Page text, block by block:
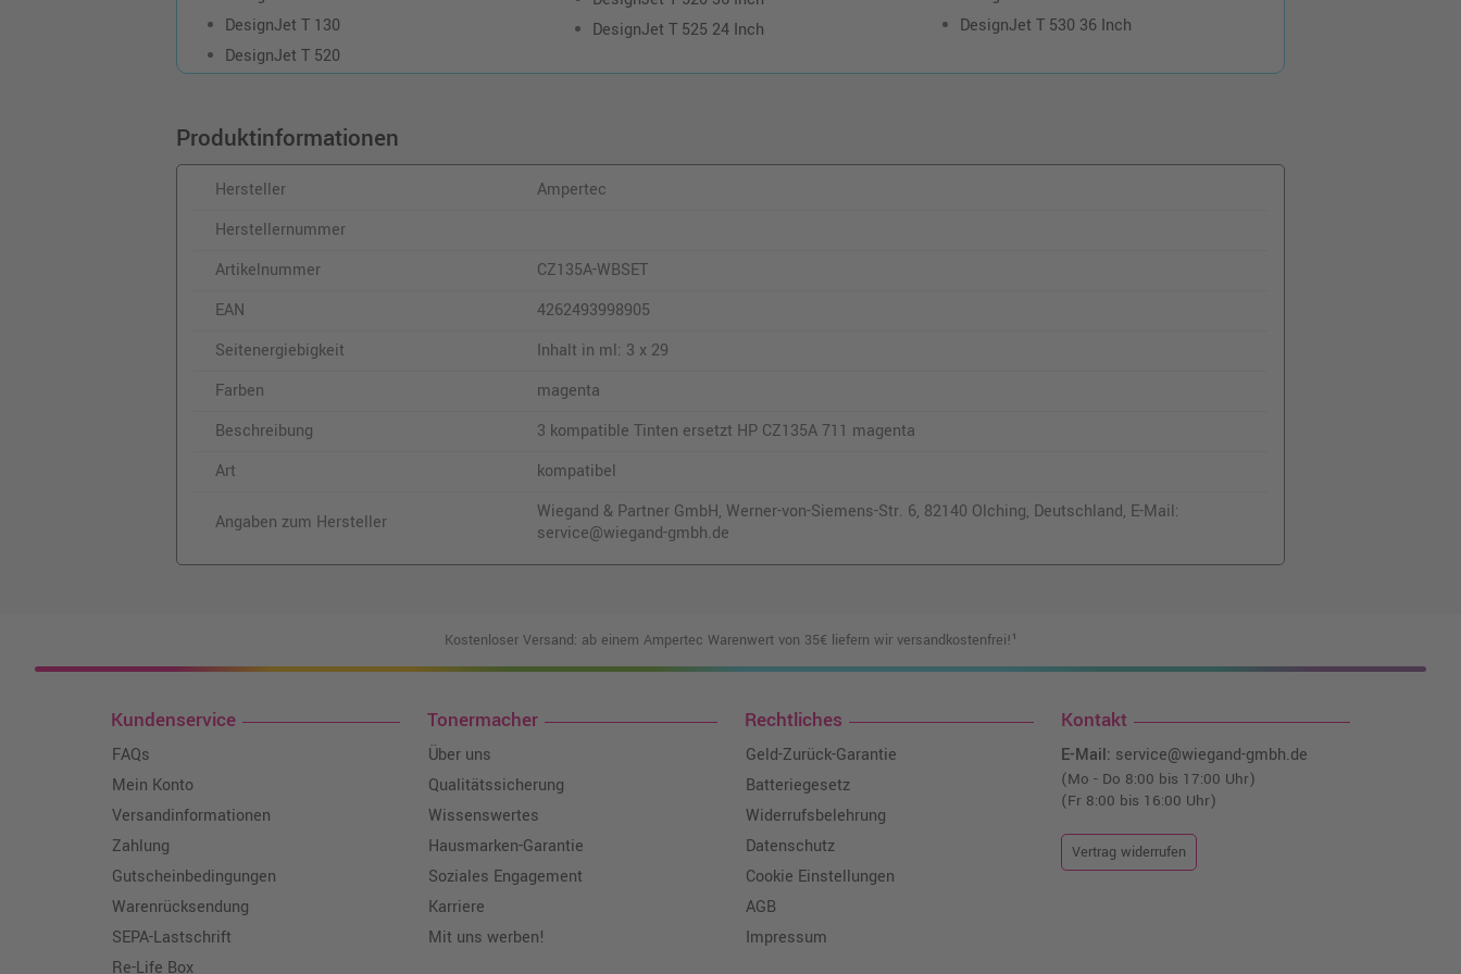
DesignJet T 130
DesignJet T 520
DesignJet T 525 24 Inch
DesignJet T 530 36 Inch
Produktinformationen
Hersteller
Ampertec
Herstellernummer
Artikelnummer
CZ135A-WBSET
EAN
4262493998905
Seitenergiebigkeit
Inhalt in ml: 3 x 29
Farben
magenta
Beschreibung
3 kompatible Tinten ersetzt HP CZ135A 711 magenta
Art
kompatibel
Angaben zum Hersteller
Wiegand & Partner GmbH, Werner-von-Siemens-Str. 6, 82140 Olching, Deutschland, E-Mail:
service@wiegand-gmbh.de
Kostenloser Versand: ab einem Ampertec Warenwert von 35€ liefern wir versandkostenfrei!¹
Kundenservice
FAQs
Mein Konto
Versandinformationen
Zahlung
Gutscheinbedingungen
Warenrücksendung
SEPA-Lastschrift
Re-Life Box
Tonermacher
Über uns
Qualitätssicherung
Wissenswertes
Hausmarken-Garantie
Soziales Engagement
Karriere
Mit uns werben!
Rechtliches
Geld-Zurück-Garantie
Batteriegesetz
Widerrufsbelehrung
Datenschutz
Cookie Einstellungen
AGB
Impressum
Kontakt
E-Mail: service@wiegand-gmbh.de
(Mo - Do 8:00 bis 17:00 Uhr)
(Fr 8:00 bis 16:00 Uhr)
Vertrag widerrufen